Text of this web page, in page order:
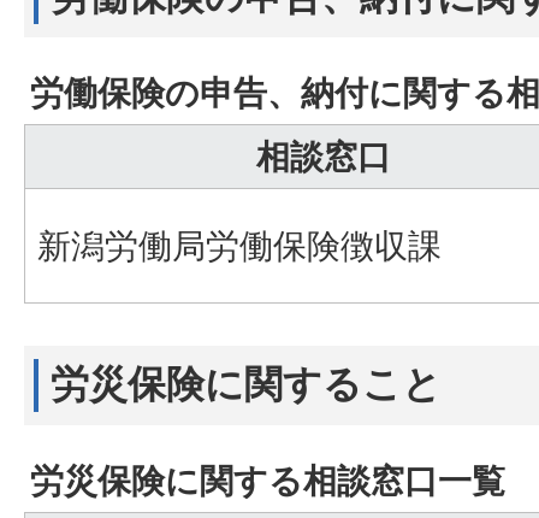
労働保険の申告、納付に関する
相談窓口
新潟労働局労働保険徴収課
労災保険に関すること
労災保険に関する相談窓口一覧